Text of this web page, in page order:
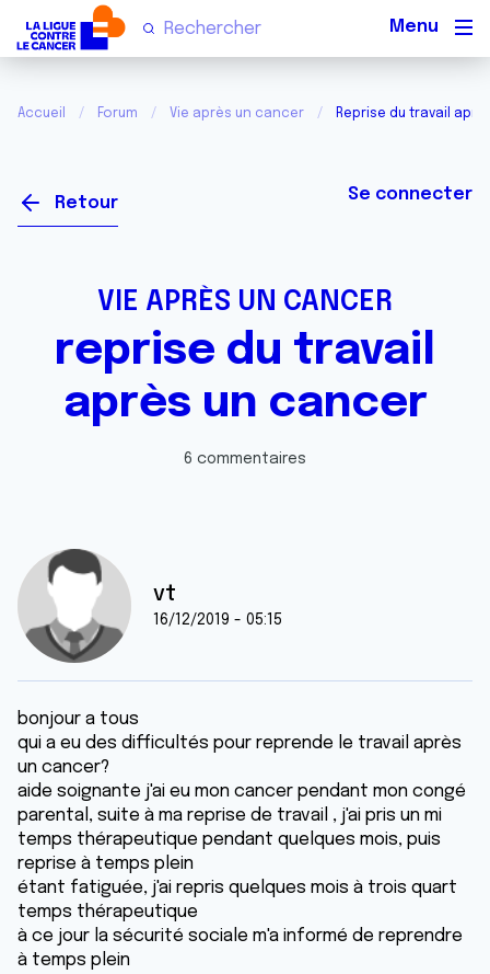
Accueil Forum Vie après un cancer Reprise du travail
Retour Se connecter
VIE APRÈS UN CANCER
reprise du travail
après un cancer
6 commentaires
vt
16/12/2019 - 05:15
bonjour a tous
qui a eu des difficultés pour reprende le travail après
un cancer?
aide soignante j'ai eu mon cancer pendant mon congé
parental, suite à ma reprise de travail , j'ai pris un mi
temps thérapeutique pendant quelques mois, puis
reprise à temps plein
étant fatiguée, j'ai repris quelques mois à trois quart
temps thérapeutique
à ce jour la sécurité sociale m'a informé de reprendre
à temps plein